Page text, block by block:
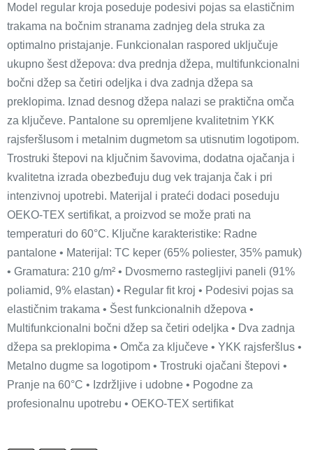
Model regular kroja poseduje podesivi pojas sa elastičnim
trakama na bočnim stranama zadnjeg dela struka za
optimalno pristajanje. Funkcionalan raspored uključuje
ukupno šest džepova: dva prednja džepa, multifunkcionalni
bočni džep sa četiri odeljka i dva zadnja džepa sa
preklopima. Iznad desnog džepa nalazi se praktična omča
za ključeve. Pantalone su opremljene kvalitetnim YKK
rajsferšlusom i metalnim dugmetom sa utisnutim logotipom.
Trostruki štepovi na ključnim šavovima, dodatna ojačanja i
kvalitetna izrada obezbeđuju dug vek trajanja čak i pri
intenzivnoj upotrebi. Materijal i prateći dodaci poseduju
OEKO-TEX sertifikat, a proizvod se može prati na
temperaturi do 60°C. Ključne karakteristike: Radne
pantalone • Materijal: TC keper (65% poliester, 35% pamuk)
• Gramatura: 210 g/m² • Dvosmerno rastegljivi paneli (91%
poliamid, 9% elastan) • Regular fit kroj • Podesivi pojas sa
elastičnim trakama • Šest funkcionalnih džepova •
Multifunkcionalni bočni džep sa četiri odeljka • Dva zadnja
džepa sa preklopima • Omča za ključeve • YKK rajsferšlus •
Metalno dugme sa logotipom • Trostruki ojačani štepovi •
Pranje na 60°C • Izdržljive i udobne • Pogodne za
profesionalnu upotrebu • OEKO-TEX sertifikat